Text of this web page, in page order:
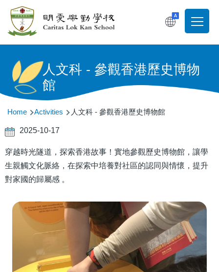
Skip to main content
Main
人文科 - 參觀香港歷史博物
館
Breadcrumb
Home Activities 人文科 - 參觀香港歷史博物館
2025-10-17
穿越時光隧道，探索香港故事！實地參觀歷史博物館，讓學
生親觸文化脈絡，在探索中培養對社區的認同與情懷，提升
對家國的歸屬感 。